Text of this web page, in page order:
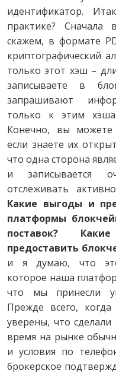
идентификатор.
практике? Сначала
скажем, в формате
криптографический
только этот хэш –
записываете в
запрашивают
только к этим
Конечно, вы можете
если знаете их
что одна сторона
и записывается
отслеживать
Какие выгоды и
платформы
поставок?
предоставить
и я думаю, что
которое наша
что мы принесли
Прежде всего,
уверены, что
время на рынке
и условия по
брокерское